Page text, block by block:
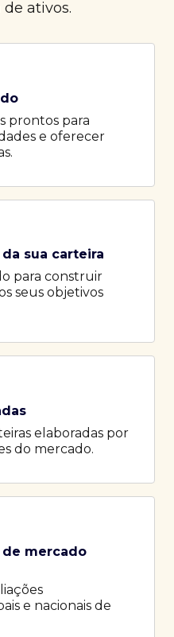
ativos.
prontos para
e oferecer
sua carteira
para construir
seus objetivos
elaboradas por
do mercado.
de mercado
e nacionais de